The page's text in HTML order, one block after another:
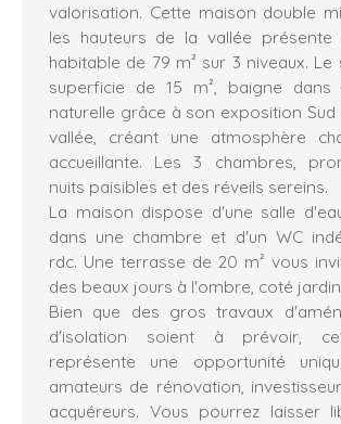
valorisation. Cette maison double
les hauteurs de la vallée présente
habitable de 79 m² sur 3 niveaux. Le
superficie de 15 m², baigne dans
naturelle grâce à son exposition Sud
vallée, créant une atmosphère
accueillante. Les 3 chambres,
nuits paisibles et des réveils sereins.
La maison dispose d'une salle
dans une chambre et d'un WC
rdc. Une terrasse de 20 m² vous
des beaux jours à l'ombre, coté
Bien que des gros travaux
d'isolation soient à prévoir,
représente une opportunité
amateurs de rénovation,
acquéreurs. Vous pourrez laisser